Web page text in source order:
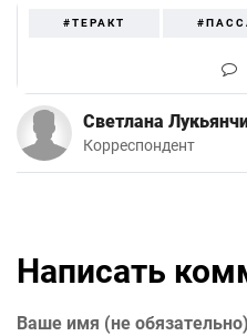
#ТЕРАКТ
Светлана
Корреспондент
Написать
Ваше имя (не обязательно)